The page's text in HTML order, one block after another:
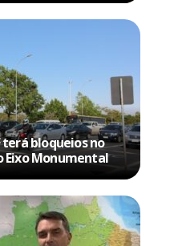
terá bloqueios no
Eixo Monumental